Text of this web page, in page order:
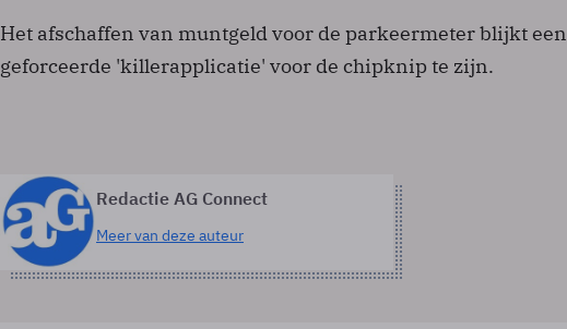
Het afschaffen van muntgeld voor de parkeermeter blijkt een
geforceerde 'killerapplicatie' voor de chipknip te zijn.
Redactie AG Connect
Meer van deze auteur